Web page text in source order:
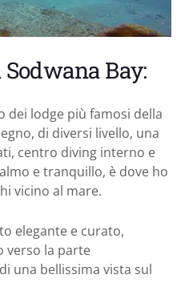
Bay:
dei lodge più famosi della
di diversi livello, una
centro diving interno e
e tranquillo, è dove ho
vicino al mare.
elegante e curato,
verso la parte
una bellissima vista sul